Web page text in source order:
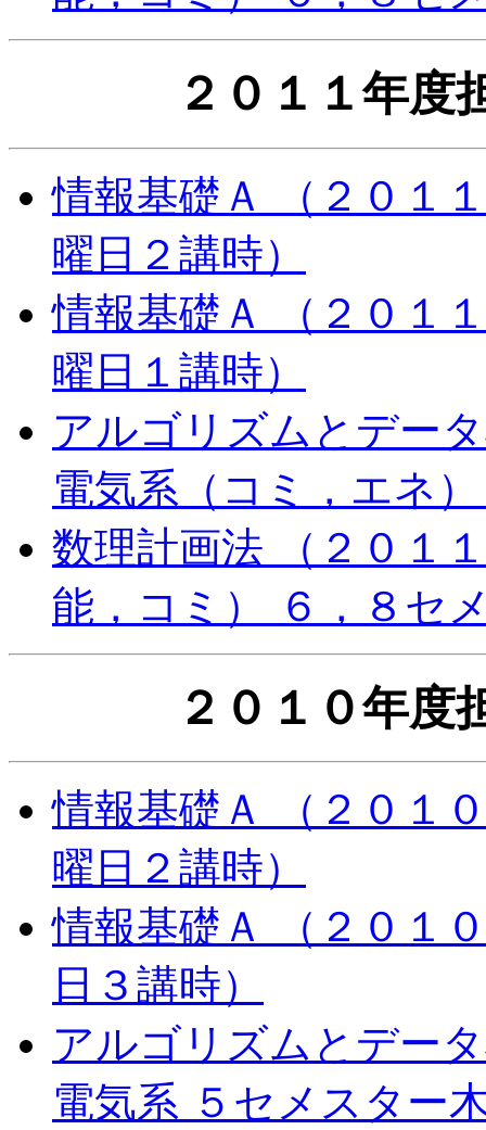
２０１１年度
情報基礎Ａ （２０１
曜日２講時）
情報基礎Ａ （２０１
曜日１講時）
アルゴリズムとデー
電気系（コミ，エネ
数理計画法 （２０１
能，コミ） ６，８セ
２０１０年度
情報基礎Ａ （２０１
曜日２講時）
情報基礎Ａ （２０１
日３講時）
アルゴリズムとデー
電気系 ５セメスター